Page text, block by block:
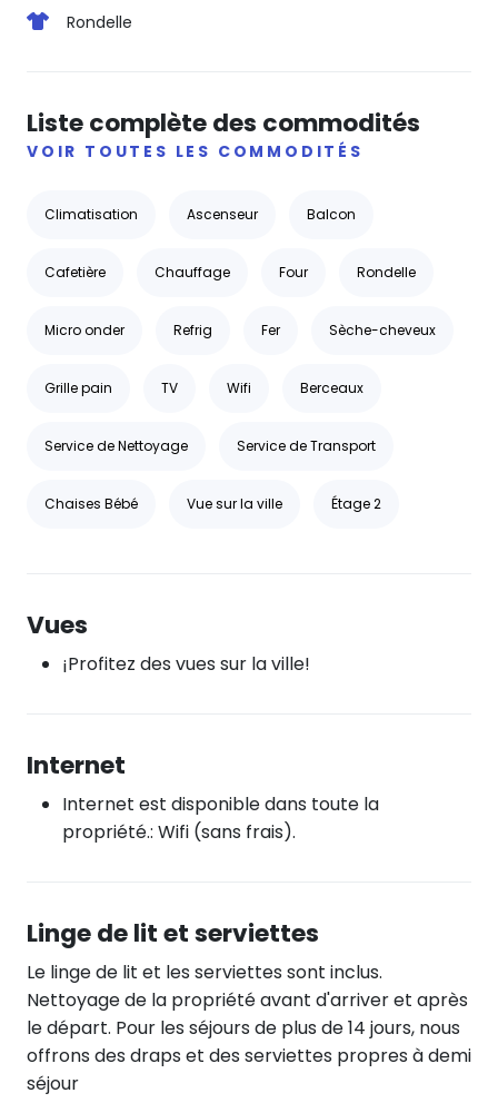
Rondelle
Liste complète des commodités
VOIR TOUTES LES COMMODITÉS
Climatisation Ascenseur Balcon
Cafetière Chauffage Four Rondelle
Micro onder Refrig Fer Sèche-cheveux
Grille pain TV Wifi Berceaux
Service de Nettoyage Service de Transport
Chaises Bébé Vue sur la ville Étage 2
Vues
¡Profitez des vues sur la ville!
Internet
Internet est disponible dans toute la
propriété.: Wifi (sans frais).
Linge de lit et serviettes
Le linge de lit et les serviettes sont inclus.
Nettoyage de la propriété avant d'arriver et après
le départ. Pour les séjours de plus de 14 jours, nous
offrons des draps et des serviettes propres à demi
séjour